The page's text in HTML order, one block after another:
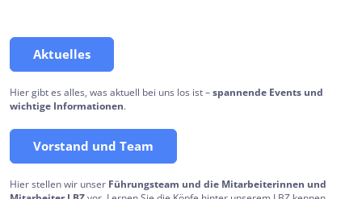
Aktuelles
Hier gibt es alles, was aktuell bei uns los ist –spannende Events und
wichtige Informationen.
Vorstand und Team
Hier stellen wir unser Führungsteam und die Mitarbeiterinnen und